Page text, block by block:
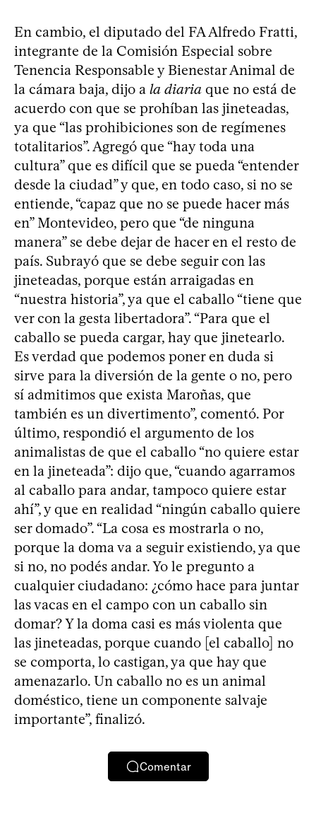
En cambio, el diputado del FA Alfredo Fratti,
integrante de la Comisión Especial sobre
Tenencia Responsable y Bienestar Animal de
la cámara baja, dijo a la diaria que no está de
acuerdo con que se prohíban las jineteadas,
ya que “las prohibiciones son de regímenes
totalitarios”. Agregó que “hay toda una
cultura” que es difícil que se pueda “entender
desde la ciudad” y que, en todo caso, si no se
entiende, “capaz que no se puede hacer más
en” Montevideo, pero que “de ninguna
manera” se debe dejar de hacer en el resto de
país. Subrayó que se debe seguir con las
jineteadas, porque están arraigadas en
“nuestra historia”, ya que el caballo “tiene que
ver con la gesta libertadora”. “Para que el
caballo se pueda cargar, hay que jinetearlo.
Es verdad que podemos poner en duda si
sirve para la diversión de la gente o no, pero
sí admitimos que exista Maroñas, que
también es un divertimento”, comentó. Por
último, respondió el argumento de los
animalistas de que el caballo “no quiere estar
en la jineteada”: dijo que, “cuando agarramos
al caballo para andar, tampoco quiere estar
ahí”, y que en realidad “ningún caballo quiere
ser domado”. “La cosa es mostrarla o no,
porque la doma va a seguir existiendo, ya que
si no, no podés andar. Yo le pregunto a
cualquier ciudadano: ¿cómo hace para juntar
las vacas en el campo con un caballo sin
domar? Y la doma casi es más violenta que
las jineteadas, porque cuando [el caballo] no
se comporta, lo castigan, ya que hay que
amenazarlo. Un caballo no es un animal
doméstico, tiene un componente salvaje
importante”, finalizó.
Comentar